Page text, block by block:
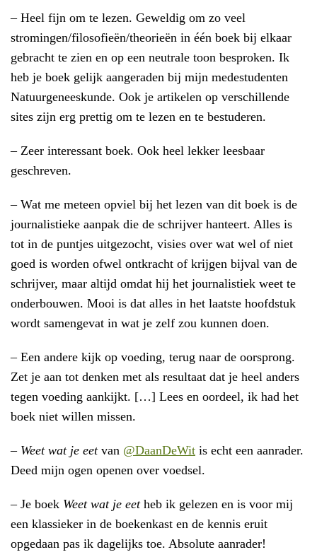
– Heel fijn om te lezen. Geweldig om zo veel
stromingen/filosofieën/theorieën in één boek bij elkaar
gebracht te zien en op een neutrale toon besproken. Ik
heb je boek gelijk aangeraden bij mijn medestudenten
Natuurgeneeskunde. Ook je artikelen op verschillende
sites zijn erg prettig om te lezen en te bestuderen.
– Zeer interessant boek. Ook heel lekker leesbaar
geschreven.
– Wat me meteen opviel bij het lezen van dit boek is de
journalistieke aanpak die de schrijver hanteert. Alles is
tot in de puntjes uitgezocht, visies over wat wel of niet
goed is worden ofwel ontkracht of krijgen bijval van de
schrijver, maar altijd omdat hij het journalistiek weet te
onderbouwen. Mooi is dat alles in het laatste hoofdstuk
wordt samengevat in wat je zelf zou kunnen doen.
– Een andere kijk op voeding, terug naar de oorsprong.
Zet je aan tot denken met als resultaat dat je heel anders
tegen voeding aankijkt. […] Lees en oordeel, ik had het
boek niet willen missen.
– Weet wat je eetvan @DaanDeWit is echt een aanrader.
Deed mijn ogen openen over voedsel.
– Je boek Weet wat je eetheb ik gelezen en is voor mij
een klassieker in de boekenkast en de kennis eruit
opgedaan pas ik dagelijks toe. Absolute aanrader!